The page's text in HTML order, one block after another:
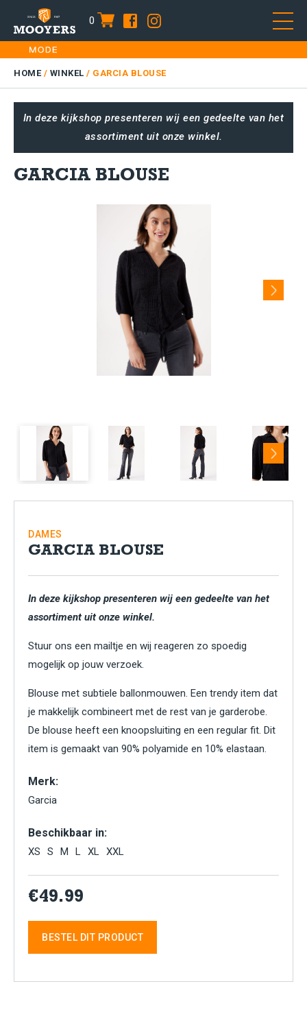
0 item
Skip
to
content
HOME
DAMES
KIDS
PLUS SIZE
HOME/ WINKEL / GARCIA BLOUSE
In deze kijkshop presenteren wij een gedeelte van het
assortiment uit onze winkel.
GARCIA BLOUSE
Next
Next
DAMES
GARCIA BLOUSE
In deze kijkshop presenteren wij een gedeelte van het
assortiment uit onze winkel.
Stuur ons een mailtje en wij reageren zo spoedig
mogelijk op jouw verzoek.
Blouse met subtiele ballonmouwen. Een trendy item dat
je makkelijk combineert met de rest van je garderobe.
De blouse heeft een knoopsluiting en een regular fit. Dit
item is gemaakt van 90% polyamide en 10% elastaan.
Merk:
Garcia
Beschikbaar in:
XS S M L XL XXL
€49.99
BESTEL DIT PRODUCT